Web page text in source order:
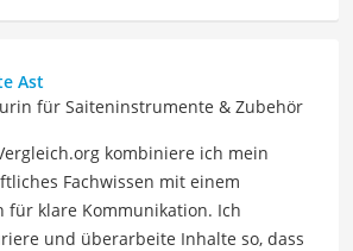
Ast
für Saiteninstrumente & Zubehör
kombiniere ich mein
Fachwissen mit einem
für klare Kommunikation. Ich
und überarbeite Inhalte so, dass